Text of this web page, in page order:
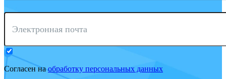
Электронная почта
Согласен наобработку персональных данных